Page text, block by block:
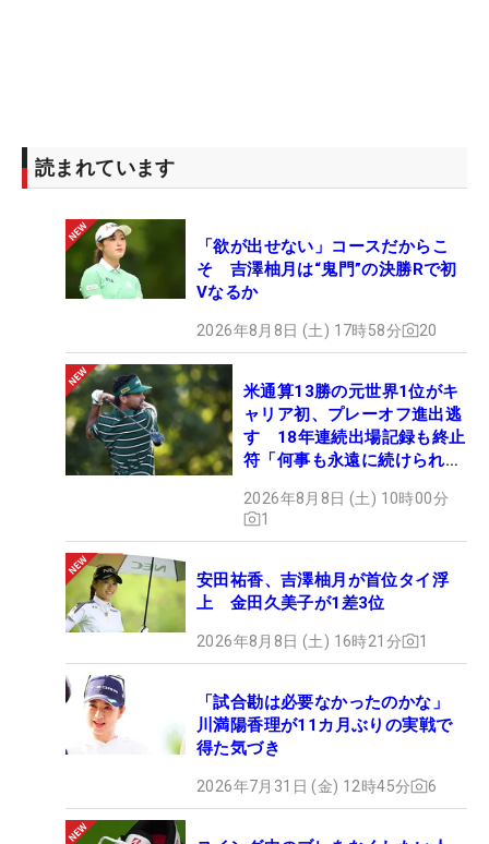
読まれています
「欲が出せない」コースだからこ
そ 吉澤柚月は“鬼門”の決勝Rで初
Vなるか
2026年8月8日 (土) 17時58分 20
米通算13勝の元世界1位がキ
ャリア初、プレーオフ進出逃
す 18年連続出場記録も終止
符「何事も永遠に続けられな
2026年8月8日 (土) 10時00分
1
安田祐香、吉澤柚月が首位タイ浮
上 金田久美子が1差3位
2026年8月8日 (土) 16時21分 1
「試合勘は必要なかったのかな」
川満陽香理が11カ月ぶりの実戦で
得た気づき
2026年7月31日 (金) 12時45分 6